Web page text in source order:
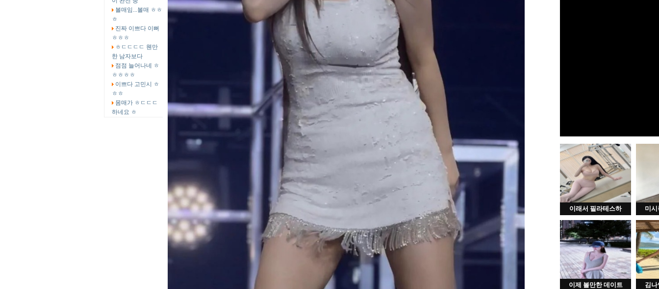
이래서 필라테스하 미시
이제 볼만한 데이트 김나
볼매임...볼매 ㅎㅎ
ㅎ
진짜 이쁘다 이뻐
ㅎㅎㅎ
ㅎㄷㄷㄷㄷ 웬만
한 남자보다
점점 늘어나네 ㅎ
ㅎㅎㅎㅎ
이쁘다 고민시 ㅎ
ㅎㅎ
몸매가 ㅎㄷㄷㄷ
하네요 ㅎ